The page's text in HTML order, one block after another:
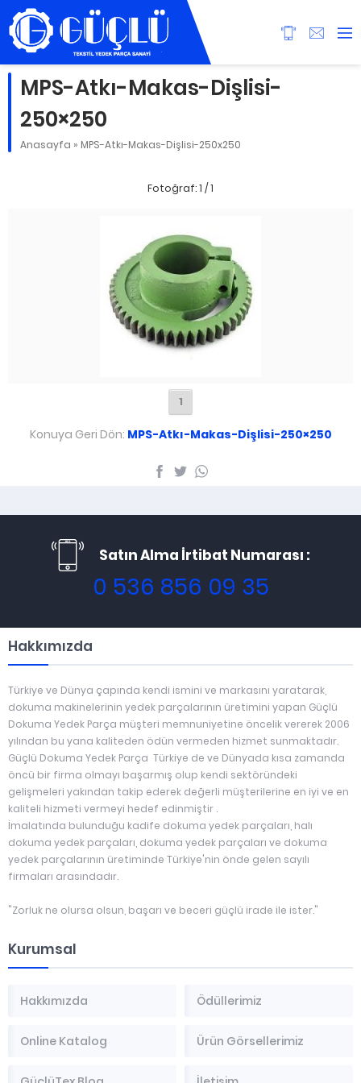
MPS-Atkı-Makas-Dişlisi-
250×250
Anasayfa » MPS-Atkı-Makas-Dişlisi-250x250
Fotoğraf: 1 / 1
1
Konuya Geri Dön: MPS-Atkı-Makas-Dişlisi-250×250
Satın Alma İrtibat Numarası :
0 536 856 09 35
Hakkımızda
Türkiye ve Dünya çapında kendi ismini ve markasını yaratarak,
dokuma makinelerinin yedek parçalarının üretimini yapan Güçlü
Dokuma Yedek Parça müşteri memnuniyetine öncelik vererek 2006
yılından bu yana kaliteden ödün vermeden hizmet sunmaktadır.
Güçlü Dokuma Yedek Parça Türkiye de ve Dünyada kısa zamanda
öncü bir firma olmayı başarmış olup kendi sektöründeki
gelişmeleri yakından takip ederek değerli müşterilerine en iyi ve en
kaliteli hizmeti vermeyi hedef edinmiştir .
İmalatında bulunduğu kadife dokuma yedek parçaları, halı
dokuma yedek parçaları, dokuma yedek parçaları ve dokuma
yedek parçalarının üretiminde Türkiye'nin önde gelen sayılı
firmaları arasındadır.
"Zorluk ne olursa olsun, başarı ve beceri güçlü irade ile ister."
Kurumsal
Hakkımızda Ödüllerimiz
Online Katalog Ürün Görsellerimiz